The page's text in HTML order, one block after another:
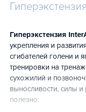
Гиперэкстензия
укрепления и
сгибателей голени и
тренировки на
сухожилий и
выносливости, силы
полезно: